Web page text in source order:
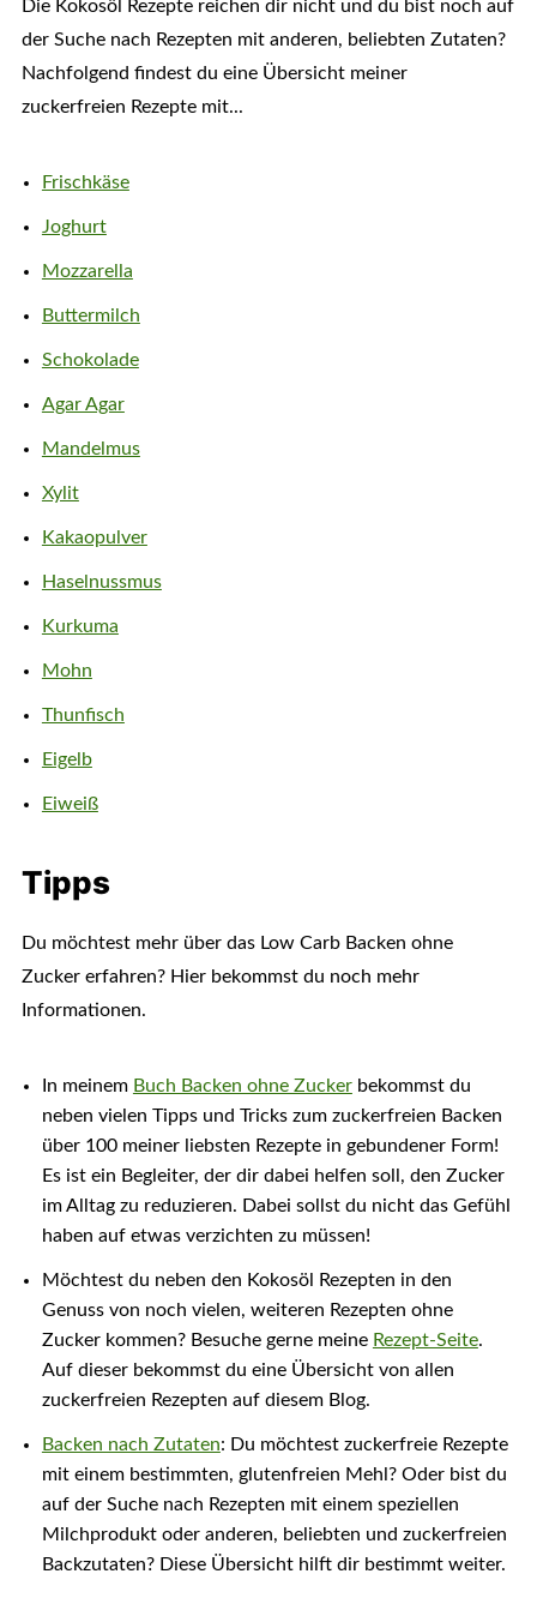
Die Kokosöl Rezepte reichen dir nicht und du bist noch auf
der Suche nach Rezepten mit anderen, beliebten Zutaten?
Nachfolgend findest du eine Übersicht meiner
zuckerfreien Rezepte mit...
Frischkäse
Joghurt
Mozzarella
Buttermilch
Schokolade
Agar Agar
Mandelmus
Xylit
Kakaopulver
Haselnussmus
Kurkuma
Mohn
Thunfisch
Eigelb
Eiweiß
Tipps
Du möchtest mehr über das Low Carb Backen ohne
Zucker erfahren? Hier bekommst du noch mehr
Informationen.
In meinem Buch Backen ohne Zuckerbekommst du
neben vielen Tipps und Tricks zum zuckerfreien Backen
über 100 meiner liebsten Rezepte in gebundener Form!
Es ist ein Begleiter, der dir dabei helfen soll, den Zucker
im Alltag zu reduzieren. Dabei sollst du nicht das Gefühl
haben auf etwas verzichten zu müssen!
Möchtest du neben den Kokosöl Rezepten in den
Genuss von noch vielen, weiteren Rezepten ohne
Zucker kommen? Besuche gerne meine Rezept-Seite.
Auf dieser bekommst du eine Übersicht von allen
zuckerfreien Rezepten auf diesem Blog.
Backen nach Zutaten: Du möchtest zuckerfreie Rezepte
mit einem bestimmten, glutenfreien Mehl? Oder bist du
auf der Suche nach Rezepten mit einem speziellen
Milchprodukt oder anderen, beliebten und zuckerfreien
Backzutaten? Diese Übersicht hilft dir bestimmt weiter.